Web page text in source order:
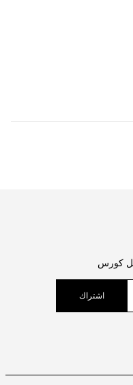
كورس
اشتراك